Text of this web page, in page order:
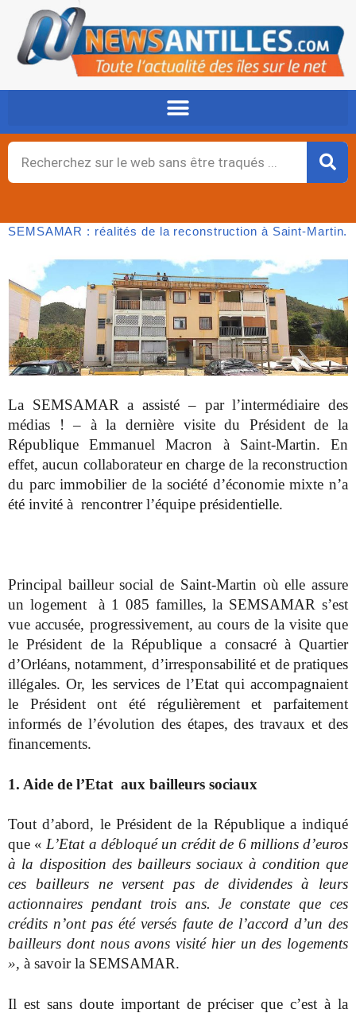
contenu
Rechercher
SEMSAMAR : réalités de la reconstruction à Saint-Martin.
La SEMSAMAR a assisté – par l’intermédiaire des
médias ! – à la dernière visite du Président de la
République Emmanuel Macron à Saint-Martin. En
effet, aucun collaborateur en charge de la reconstruction
du parc immobilier de la société d’économie mixte n’a
été invité à rencontrer l’équipe présidentielle.
Principal bailleur social de Saint-Martin où elle assure
un logement
à 1 085 familles, la SEMSAMAR s’est
vue accusée, progressivement, au cours de la visite que
le Président de la République a consacré à Quartier
d’Orléans, notamment, d’irresponsabilité et de pratiques
illégales. Or, les services de l’Etat qui accompagnaient
le Président ont été régulièrement et parfaitement
informés de l’évolution des étapes, des travaux et des
financements.
1. Aide de l’Etat aux bailleurs sociaux
Tout d’abord, le Président de la République a indiqué
que «L’Etat a débloqué un crédit de 6 millions d’euros
à la disposition des bailleurs sociaux à condition que
ces bailleurs ne versent pas de dividendes à leurs
actionnaires pendant trois ans. Je constate que ces
crédits n’ont pas été versés faute de l’accord d’un des
bailleurs dont nous avons visité hier un des logements
», à savoir la SEMSAMAR.
Il est sans doute important de préciser que c’est à la